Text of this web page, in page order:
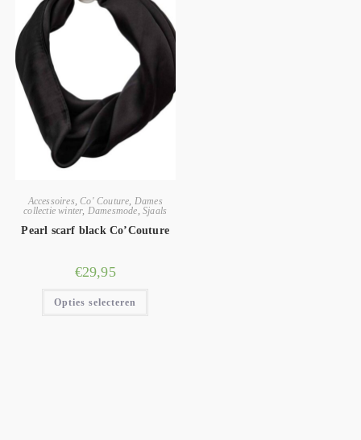
Accessoires ,Co' Couture Dames
collectie winter, Damesmode ,Sjaals
Pearl scarf black Co’Couture
€29,95
Opties selecteren